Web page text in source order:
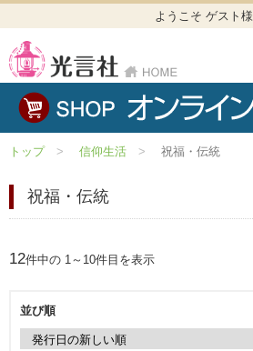
ようこそ ゲスト様
トップ 信仰生活 祝福・伝統
祝福・伝統
12件中の 1～10件目を表示
並び順